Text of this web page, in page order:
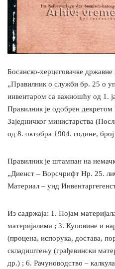
Босанско-херцеговачке
„Правилник о служби бр. 25 о
инвентаром са важношћу од 1.
Правилник је одобрен
Заједничког министарства
од 8. октобра 1904. године,
Правилник је штампан на
„Диенст – Ворсчрифт Нр. 25.
Материал – унд
Из садржаја: 1. Појам
материјалима ; 3. Куповине и
(процена, испорука, достава,
складиштењу (грађевински
др.) ; 6. Рачуноводство –